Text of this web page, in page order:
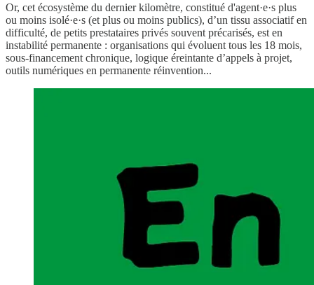
Or, cet écosystème du dernier kilomètre, constitué d'agent·e·s plus
ou moins isolé·e·s (et plus ou moins publics), d’un tissu associatif en
difficulté, de petits prestataires privés souvent précarisés, est en
instabilité permanente : organisations qui évoluent tous les 18 mois,
sous-financement chronique, logique éreintante d’appels à projet,
outils numériques en permanente réinvention...